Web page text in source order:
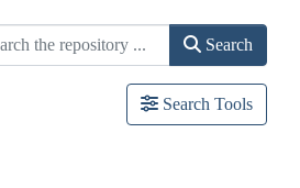
Search
Search Tools